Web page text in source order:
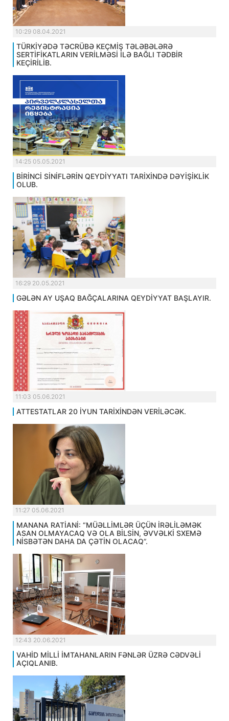
10:29 08.04.2021
TÜRKİYƏDƏ TƏCRÜBƏ KEÇMİŞ TƏLƏBƏLƏRƏ
SERTİFİKATLARIN VERİLMƏSİ İLƏ BAĞLI TƏDBİR
KEÇİRİLİB.
14:25 05.05.2021
BİRİNCİ SİNİFLƏRİN QEYDİYYATI TARİXİNDƏ DƏYİŞİKLİK
OLUB.
16:29 20.05.2021
GƏLƏN AY UŞAQ BAĞÇALARINA QEYDİYYAT BAŞLAYIR.
11:03 05.06.2021
ATTESTATLAR 20 İYUN TARİXİNDƏN VERİLƏCƏK.
11:27 05.06.2021
MANANA RATİANİ: “MÜƏLLİMLƏR ÜÇÜN İRƏLİLƏMƏK
ASAN OLMAYACAQ VƏ OLA BİLSİN, ƏVVƏLKİ SXEMƏ
NİSBƏTƏN DAHA DA ÇƏTİN OLACAQ”.
12:43 20.06.2021
VAHİD MİLLİ İMTAHANLARIN FƏNLƏR ÜZRƏ CƏDVƏLİ
AÇIQLANIB.